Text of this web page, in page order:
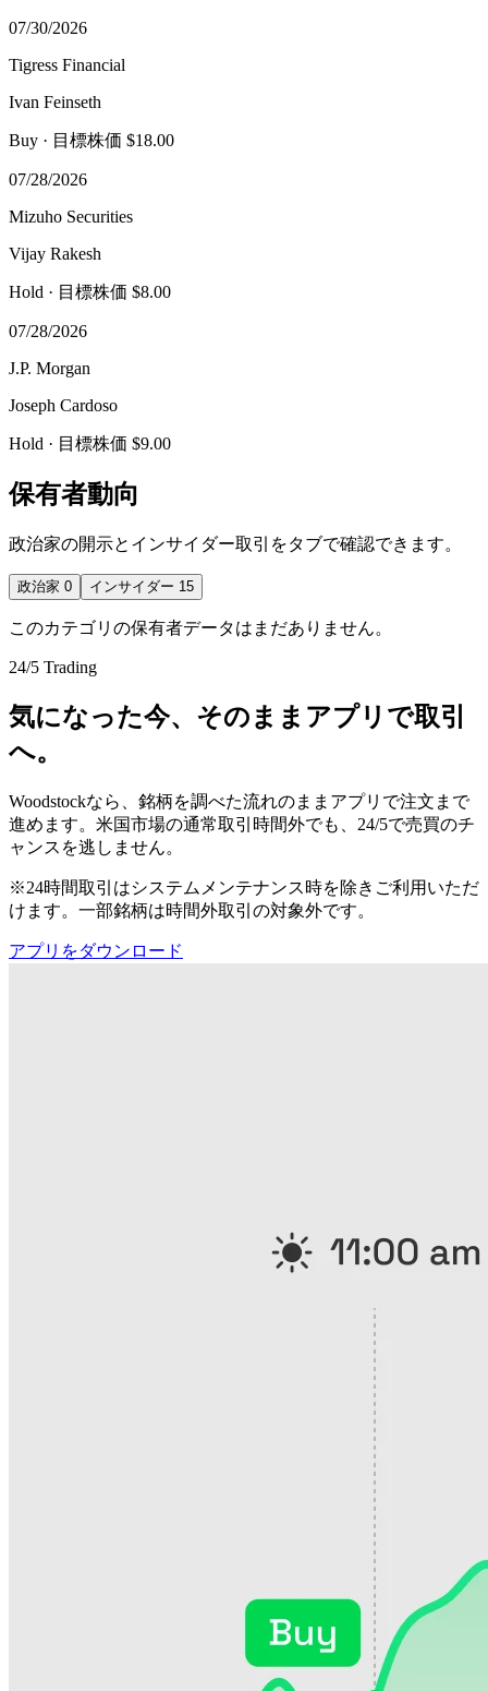
07/30/2026
Tigress Financial
Ivan Feinseth
Buy · 目標株価 $18.00
07/28/2026
Mizuho Securities
Vijay Rakesh
Hold · 目標株価 $8.00
07/28/2026
J.P. Morgan
Joseph Cardoso
Hold · 目標株価 $9.00
保有者動向
政治家の開示とインサイダー取引をタブで確認できます。
政治家 0 インサイダー 15
このカテゴリの保有者データはまだありません。
24/5 Trading
気になった今、そのままアプリで取引
へ。
Woodstockなら、銘柄を調べた流れのままアプリで注文まで
進めます。米国市場の通常取引時間外でも、24/5で売買のチ
ャンスを逃しません。
※24時間取引はシステムメンテナンス時を除きご利用いただ
けます。一部銘柄は時間外取引の対象外です。
アプリをダウンロード